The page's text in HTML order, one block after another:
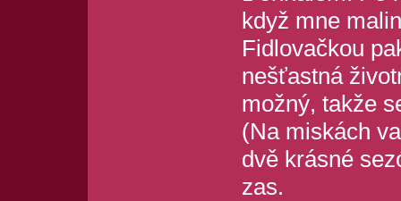
když mne
Fidlovačkou
nešťastná
možný, takže
(Na miskách
dvě krásné
zas.